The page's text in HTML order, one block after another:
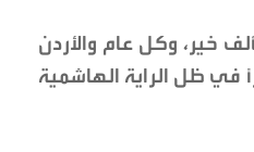
خير، وكل عام والأردن
في ظل الراية الهاشمية